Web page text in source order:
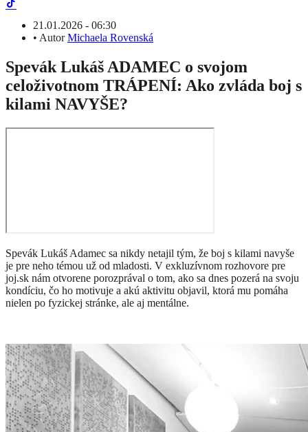
21.01.2026 - 06:30
• AutorMichaela Rovenská
Spevák Lukáš ADAMEC o svojom
celoživotnom TRÁPENÍ: Ako zvláda boj s
kilami NAVYŠE?
Spevák Lukáš Adamec sa nikdy netajil tým, že boj s kilami navyše
je pre neho témou už od mladosti. V exkluzívnom rozhovore pre
joj.sk nám otvorene porozprával o tom, ako sa dnes pozerá na svoju
kondíciu, čo ho motivuje a akú aktivitu objavil, ktorá mu pomáha
nielen po fyzickej stránke, ale aj mentálne.